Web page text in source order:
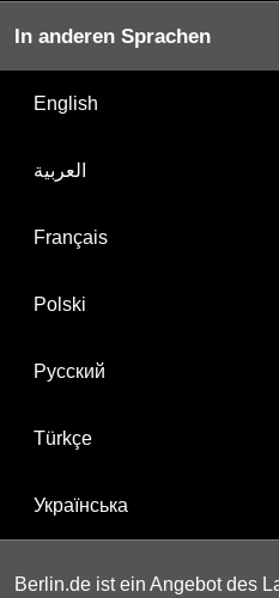
In anderen Sprachen
English
العربية
Français
Polski
Русский
Türkçe
Українська
Berlin.de ist ein Angebot des